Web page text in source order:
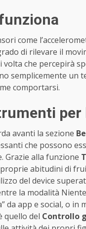
come
di rilevare il
volta che percepirà
semplicemente un
comportarsi.
per
avanti la sezione
che possono
Grazie alla funzione
abitudini di
del device
la modalità
da app e social, o
quello del Controllo